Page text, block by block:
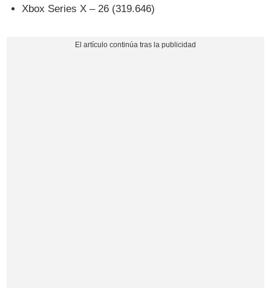
Xbox Series X – 26 (319.646)